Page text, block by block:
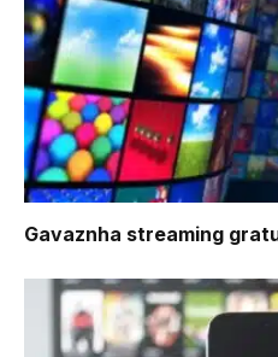
Gavaznha streaming